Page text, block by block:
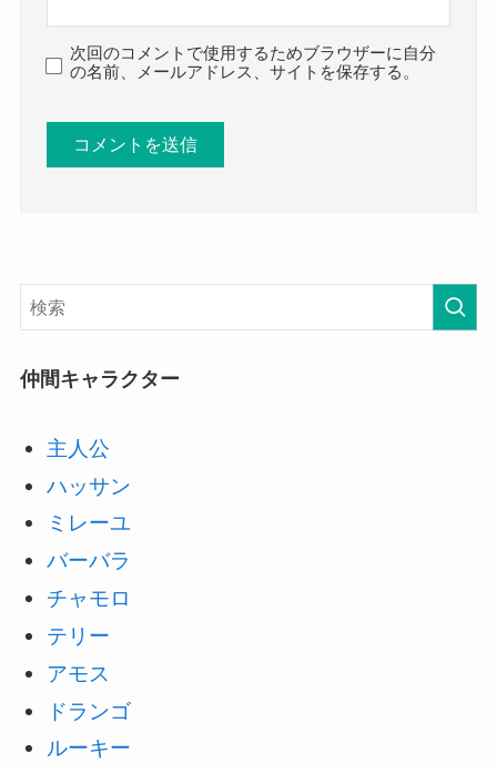
次回のコメントで使用するためブラウザーに自分
の名前、メールアドレス、サイトを保存する。
仲間キャラクター
主人公
ハッサン
ミレーユ
バーバラ
チャモロ
テリー
アモス
ドランゴ
ルーキー